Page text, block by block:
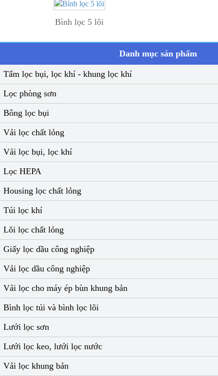
Bình lọc 5 lõi
Danh mục sản phẩm
Tấm lọc bụi, lọc khí - khung lọc khí
Lọc phòng sơn
Bông lọc bụi
Vải lọc chất lỏng
Vải lọc bụi, lọc khí
Lọc HEPA
Housing lọc chất lỏng
Túi lọc khí
Lõi lọc chất lỏng
Giấy lọc dầu công nghiệp
Vải lọc dầu công nghiệp
Vải lọc cho máy ép bùn khung bản
Bình lọc túi và bình lọc lõi
Lưới lọc sơn
Lưới lọc keo, lưới lọc nước
Vải lọc khung bản